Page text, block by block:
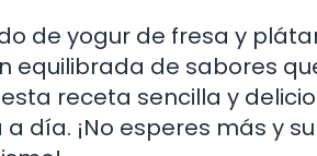
de yogur de fresa y
equilibrada de sabores
receta sencilla y
día. ¡No esperes más y